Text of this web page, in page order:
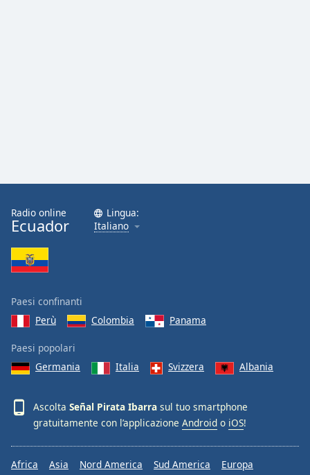
Reset
Done
Close
Modal
End
dialog
window.
Radio online
Ecuador
Lingua:
Italiano
Paesi confinanti
Perù
Colombia Panama
Paesi popolari
Germania
Italia Svizzera Albania
Ascolta Señal Pirata Ibarra sul tuo smartphone
gratuitamente con l’applicazione Android o iOS!
Africa Asia Nord America Sud America Europa